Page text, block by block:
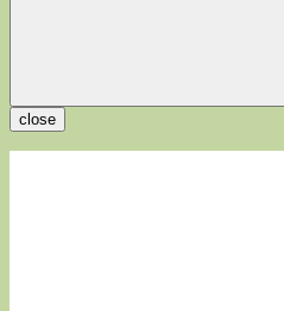
close